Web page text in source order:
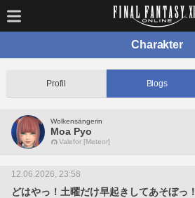
Charakter
Profil Blogs
Wolkensängerin
Moa Pyo
Valefor [Meteor]
12.06.2026, 23:58
どはやっ！土曜だけ早起きしてあそぼっ！